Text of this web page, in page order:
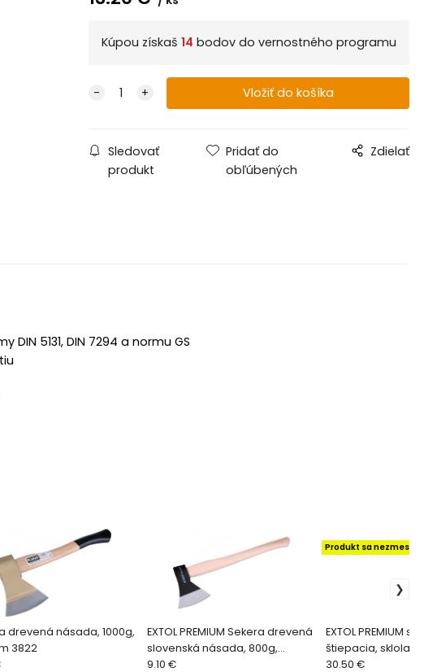
Kúpou získaš 14 bodov do vernostného programu
Sledovať
produkt
Pridať do
obľúbených
Zdielať
5131, DIN 7294 a normu GS
drevená násada, 1000g,
3822
EXTOL PREMIUM Sekera drevená
slovenská násada, 800g,
500mm 8871021
9.10 €
EXTOL PREMIUM
štiepacia,
pogumovaná
Produkt sa nezmestí do
30.50 €